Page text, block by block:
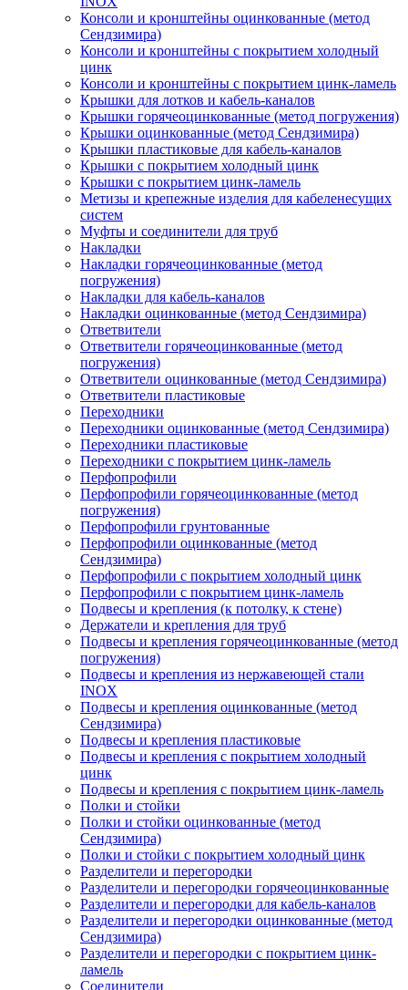
Консоли и кронштейны оцинкованные (метод
Сендзимира)
Консоли и кронштейны с покрытием холодный
цинк
Консоли и кронштейны с покрытием цинк-ламель
Крышки для лотков и кабель-каналов
Крышки горячеоцинкованные (метод погружения)
Крышки оцинкованные (метод Сендзимира)
Крышки пластиковые для кабель-каналов
Крышки с покрытием холодный цинк
Крышки с покрытием цинк-ламель
Метизы и крепежные изделия для кабеленесущих
систем
Муфты и соединители для труб
Накладки
Накладки горячеоцинкованные (метод
погружения)
Накладки для кабель-каналов
Накладки оцинкованные (метод Сендзимира)
Ответвители
Ответвители горячеоцинкованные (метод
погружения)
Ответвители оцинкованные (метод Сендзимира)
Ответвители пластиковые
Переходники
Переходники оцинкованные (метод Сендзимира)
Переходники пластиковые
Переходники с покрытием цинк-ламель
Перфопрофили
Перфопрофили горячеоцинкованные (метод
погружения)
Перфопрофили грунтованные
Перфопрофили оцинкованные (метод
Сендзимира)
Перфопрофили с покрытием холодный цинк
Перфопрофили с покрытием цинк-ламель
Подвесы и крепления (к потолку, к стене)
Держатели и крепления для труб
Подвесы и крепления горячеоцинкованные (метод
погружения)
Подвесы и крепления из нержавеющей стали
INOX
Подвесы и крепления оцинкованные (метод
Сендзимира)
Подвесы и крепления пластиковые
Подвесы и крепления с покрытием холодный
цинк
Подвесы и крепления с покрытием цинк-ламель
Полки и стойки
Полки и стойки оцинкованные (метод
Сендзимира)
Полки и стойки с покрытием холодный цинк
Разделители и перегородки
Разделители и перегородки горячеоцинкованные
Разделители и перегородки для кабель-каналов
Разделители и перегородки оцинкованные (метод
Сендзимира)
Разделители и перегородки с покрытием цинк-
ламель
Соединители